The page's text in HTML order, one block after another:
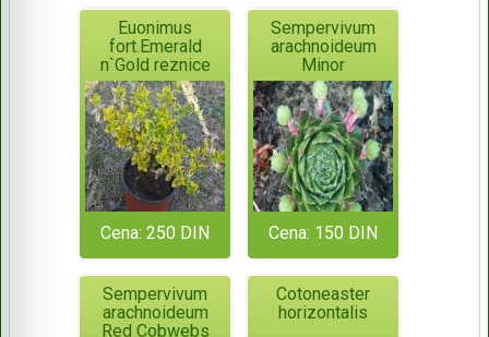
Euonimus
fort.Emerald
n`Gold reznice
Cena: 250 DIN
Sempervivum
arachnoideum
Minor
Cena: 150 DIN
Sempervivum
arachnoideum
Red Cobwebs
Cotoneaster
horizontalis